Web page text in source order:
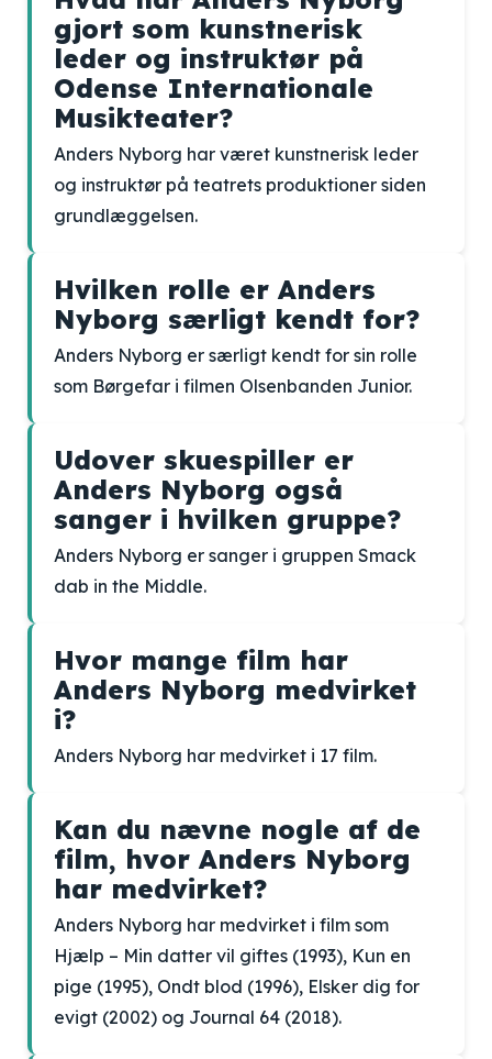
gjort som kunstnerisk
leder og instruktør på
Odense Internationale
Musikteater?
Anders Nyborg har været kunstnerisk leder
og instruktør på teatrets produktioner siden
grundlæggelsen.
Hvilken rolle er Anders
Nyborg særligt kendt for?
Anders Nyborg er særligt kendt for sin rolle
som Børgefar i filmen Olsenbanden Junior.
Udover skuespiller er
Anders Nyborg også
sanger i hvilken gruppe?
Anders Nyborg er sanger i gruppen Smack
dab in the Middle.
Hvor mange film har
Anders Nyborg medvirket
i?
Anders Nyborg har medvirket i 17 film.
Kan du nævne nogle af de
film, hvor Anders Nyborg
har medvirket?
Anders Nyborg har medvirket i film som
Hjælp – Min datter vil giftes (1993), Kun en
pige (1995), Ondt blod (1996), Elsker dig for
evigt (2002) og Journal 64 (2018).